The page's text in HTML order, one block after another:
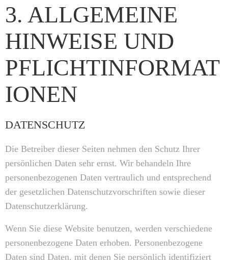
3. ALLGEMEINE
HINWEISE UND
PFLICHTINFORMAT
IONEN
DATENSCHUTZ
Die Betreiber dieser Seiten nehmen den Schutz Ihrer
persönlichen Daten sehr ernst. Wir behandeln Ihre
personenbezogenen Daten vertraulich und entsprechend
der gesetzlichen Datenschutzvorschriften sowie dieser
Datenschutzerklärung.
Wenn Sie diese Website benutzen, werden verschiedene
personenbezogene Daten erhoben. Personenbezogene
Daten sind Daten, mit denen Sie persönlich identifiziert